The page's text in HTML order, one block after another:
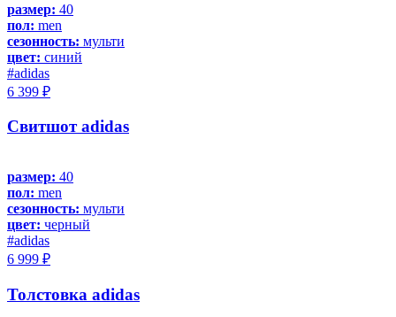
размер: 40
пол: men
сезонность: мульти
цвет: синий
#adidas
6 399 ₽
Свитшот adidas
размер: 40
пол: men
сезонность: мульти
цвет: черный
#adidas
6 999 ₽
Толстовка adidas